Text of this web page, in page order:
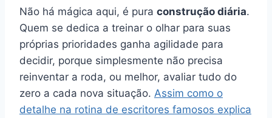
Não há mágica aqui, é pura construção diária.
Quem se dedica a treinar o olhar para suas
próprias prioridades ganha agilidade para
decidir, porque simplesmente não precisa
reinventar a roda, ou melhor, avaliar tudo do
zero a cada nova situação. Assim como o
detalhe na rotina de escritores famosos explica